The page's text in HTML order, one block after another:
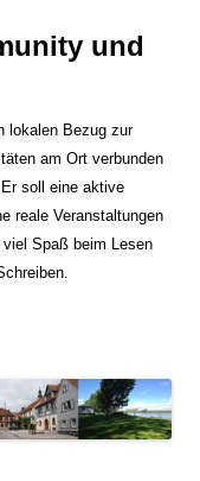
und
lokalen Bezug zur
am Ort verbunden
soll eine aktive
reale Veranstaltungen
Spaß beim Lesen